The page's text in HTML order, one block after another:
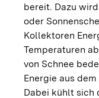
bereit. Dazu
oder
Kollektoren
Temperaturen
von Schnee
Energie aus
Dabei kühlt sich